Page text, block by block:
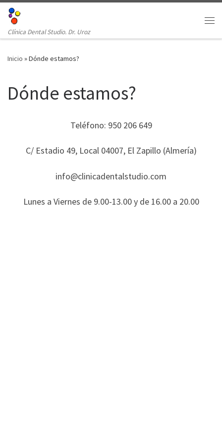
Clínica Dental Studio. Dr. Uroz
Inicio »Dónde estamos?
Dónde estamos?
Teléfono: 950 206 649
C/ Estadio 49, Local 04007, El Zapillo (Almería)
info@clinicadentalstudio.com
Lunes a Viernes de 9.00-13.00 y de 16.00 a 20.00